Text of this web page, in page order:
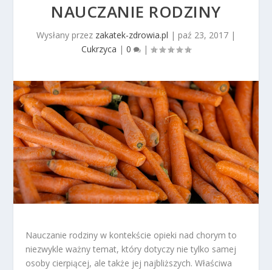
NAUCZANIE RODZINY
Wysłany przez zakatek-zdrowia.pl | paź 23, 2017 |
Cukrzyca | 0 |
Nauczanie rodziny w kontekście opieki nad chorym to
niezwykle ważny temat, który dotyczy nie tylko samej
osoby cierpiącej, ale także jej najbliższych. Właściwa